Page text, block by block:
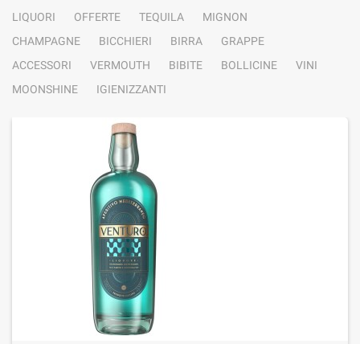
LIQUORI
OFFERTE TEQUILA
MIGNON
CHAMPAGNE
BICCHIERI BIRRA
GRAPPE
ACCESSORI
VERMOUTH BIBITE BOLLICINE
VINI
MOONSHINE
IGIENIZZANTI